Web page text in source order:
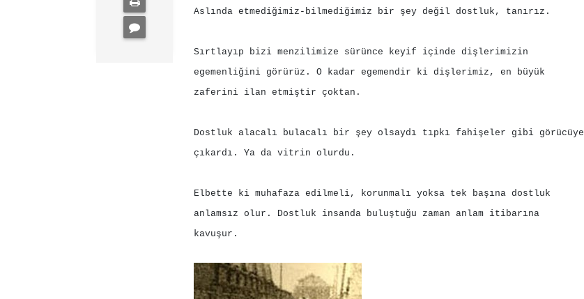
Aslında etmediğimiz-bilmediğimiz bir şey değil dostluk, tanırız.
Sırtlayıp bizi menzilimize sürünce keyif içinde dişlerimizin
egemenliğini görürüz. O kadar egemendir ki dişlerimiz, en büyük
zaferini ilan etmiştir çoktan.
Dostluk alacalı bulacalı bir şey olsaydı tıpkı fahişeler gibi görücüye
çıkardı. Ya da vitrin olurdu.
Elbette ki muhafaza edilmeli, korunmalı yoksa tek başına dostluk
anlamsız olur. Dostluk insanda buluştuğu zaman anlam itibarına
kavuşur.